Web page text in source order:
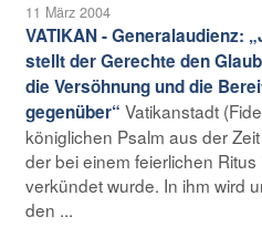
11 März 2004
VATIKAN - Generalaudienz:
stellt der Gerechte den
die Versöhnung und die
gegenüber“ Vatikanstadt
königlichen Psalm aus der
der bei einem feierlichen
verkündet wurde. In ihm wird
den ...